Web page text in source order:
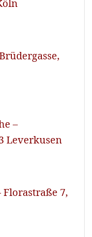
–
Leverkusen
Florastraße 7,